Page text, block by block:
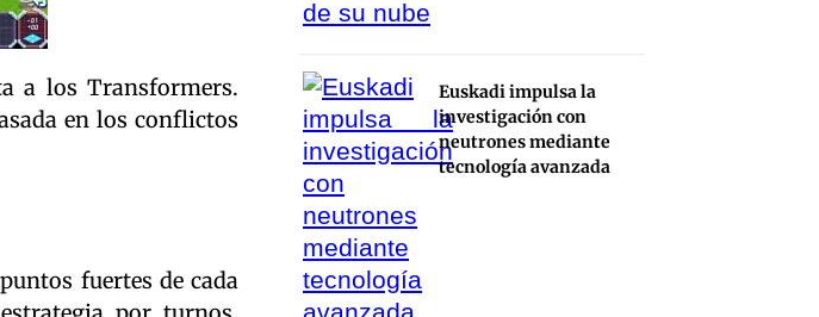
a los Transformers.
en los conflictos
fuertes de cada
Euskadi impulsa la
investigación con
neutrones mediante
tecnología avanzada